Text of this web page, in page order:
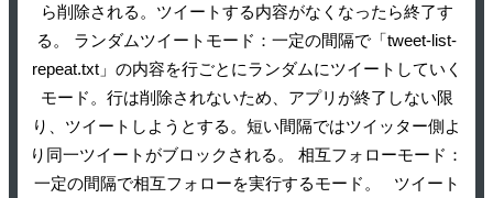
ら削除される。ツイートする内容がなくなったら終了す
る。 ランダムツイートモード：一定の間隔で「tweet-list-
repeat.txt」の内容を行ごとにランダムにツイートしていく
モード。行は削除されないため、アプリが終了しない限
り、ツイートしようとする。短い間隔ではツイッター側よ
り同一ツイートがブロックされる。 相互フォローモード：
一定の間隔で相互フォローを実行するモード。 ツイート